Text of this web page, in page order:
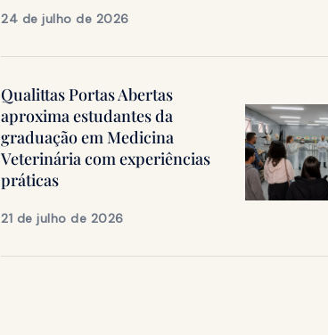
24 de julho de 2026
Qualittas Portas Abertas
aproxima estudantes da
graduação em Medicina
Veterinária com experiências
práticas
21 de julho de 2026